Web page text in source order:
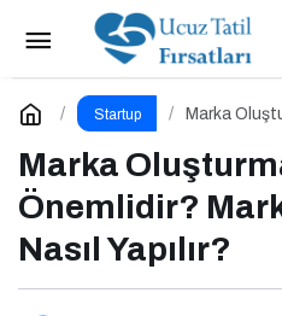
Startup
Marka
Marka
Önemlidir?
Nasıl Yapılır?
E-İhracat Yönetimi
Nasıl Yapılır?
Yorum Yap